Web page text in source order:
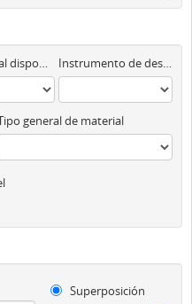
Objeto digital disponibles Instrumento de descripción
general de material
Superposición